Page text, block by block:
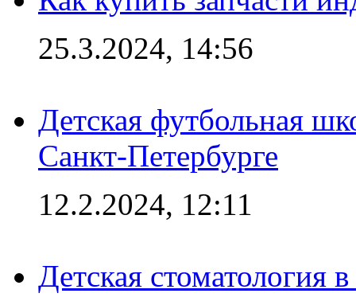
25.3.2024, 14:56
Детская футбольная
Санкт-Петербурге
12.2.2024, 12:11
Детская стоматология